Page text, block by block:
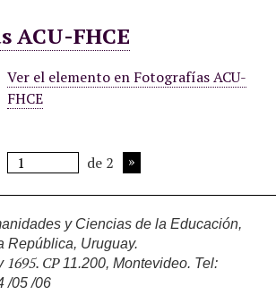
ACU-FHCE
Ver el elemento en Fotografías ACU-
FHCE
de 2
y Ciencias de la Educación,
República, Uruguay.
1695. CP 11.200, Montevideo. Tel:
/05 /06